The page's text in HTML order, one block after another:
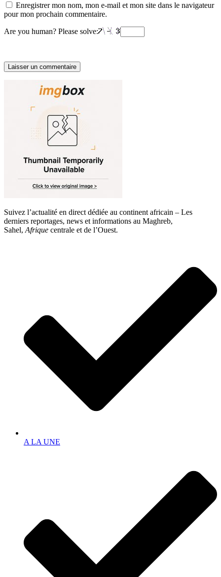
Enregistrer mon nom, mon e-mail et mon site dans le navigateur
pour mon prochain commentaire.
Are you human? Please solve:
Suivez l’actualité en direct dédiée au continent africain – Les
derniers reportages, news et informations au Maghreb,
Sahel, Afrique centrale et de l’Ouest.
A LA UNE